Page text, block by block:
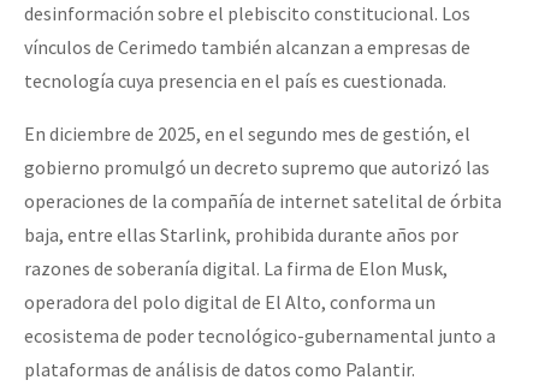
desinformación sobre el plebiscito constitucional. Los
vínculos de Cerimedo también alcanzan a empresas de
tecnología cuya presencia en el país es cuestionada.
En diciembre de 2025, en el segundo mes de gestión, el
gobierno promulgó un decreto supremo que autorizó las
operaciones de la compañía de internet satelital de órbita
baja, entre ellas Starlink, prohibida durante años por
razones de soberanía digital. La firma de Elon Musk,
operadora del polo digital de El Alto, conforma un
ecosistema de poder tecnológico-gubernamental junto a
plataformas de análisis de datos como Palantir.